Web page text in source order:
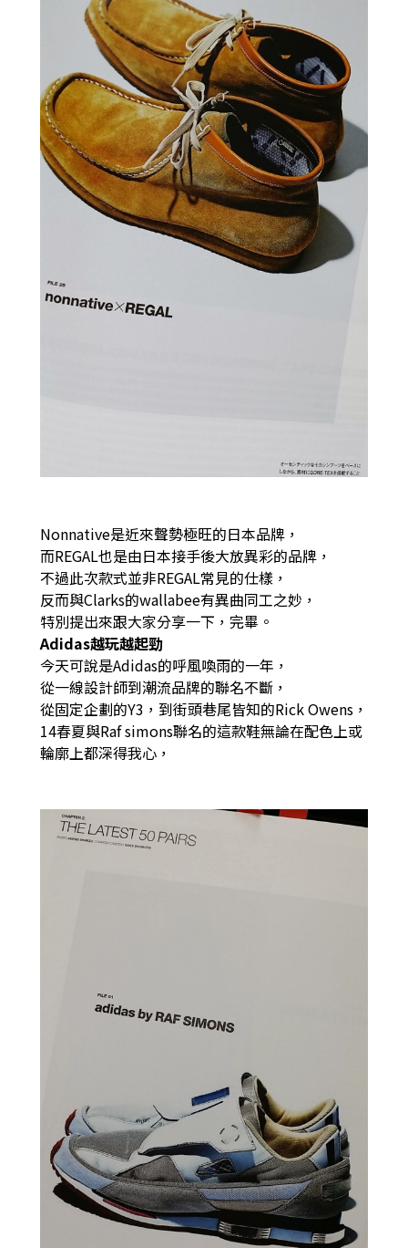
Nonnative是近來聲勢極旺的日本品牌，
而REGAL也是由日本接手後大放異彩的品牌，
不過此次款式並非REGAL常見的仕樣，
反而與Clarks的wallabee有異曲同工之妙，
特別提出來跟大家分享一下，完畢。
Adidas越玩越起勁
今天可說是Adidas的呼風喚雨的一年，
從一線設計師到潮流品牌的聯名不斷，
從固定企劃的Y3，到街頭巷尾皆知的Rick Owens，
14春夏與Raf simons聯名的這款鞋無論在配色上或
輪廓上都深得我心，